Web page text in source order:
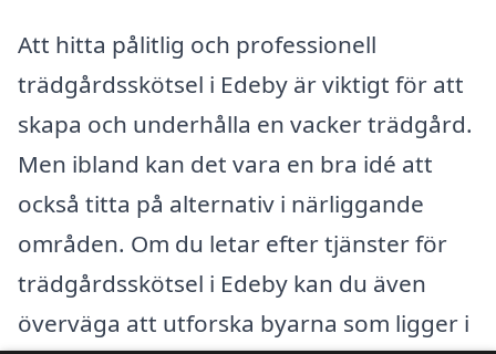
Att hitta pålitlig och professionell
trädgårdsskötsel i Edeby är viktigt för att
skapa och underhålla en vacker trädgård.
Men ibland kan det vara en bra idé att
också titta på alternativ i närliggande
områden. Om du letar efter tjänster för
trädgårdsskötsel i Edeby kan du även
överväga att utforska byarna som ligger i